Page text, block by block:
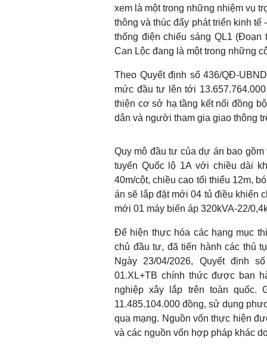
xem là một trong những nhiệm vụ
thông và thúc đẩy phát triển kinh
thống điện chiếu sáng QL1
Can Lộc đang là một trong những
Theo Quyết định số 436/QĐ-
mức đầu tư lên tới
thiện cơ sở hạ tầng kết nối đồng
dân và người tham gia giao thông
Quy mô đầu tư của dự án bao
tuyến Quốc lộ 1A với chiều dài
40m/cột, chiều cao tối thiểu 12m,
án sẽ lắp đặt mới 04 tủ điều khiển
mới 01 máy biến áp 320kVA-22/
Để hiện thực hóa các hạng mục
chủ đầu tư, đã tiến hành các thủ
Ngày 23/04/2026, Quyết định
01.XL+TB chính thức được ban
nghiệp xây lắp trên toàn quốc.
11.485.104.000 đồng, sử dụng
qua mạng. Nguồn vốn thực hiện
và các nguồn vốn hợp pháp khác